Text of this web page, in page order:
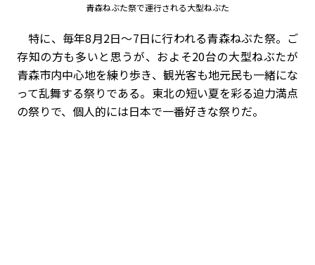
青森ねぶた祭で運行される大型ねぶた
特に、毎年8月2日〜7日に行われる青森ねぶた祭。ご
存知の方も多いと思うが、およそ20台の大型ねぶたが
青森市内中心地を練り歩き、観光客も地元民も一緒にな
って乱舞する祭りである。東北の短い夏を彩る迫力満点
の祭りで、個人的には日本で一番好きな祭りだ。